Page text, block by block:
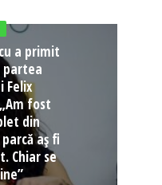
a primit
partea
Felix
fost
din
aș fi
Chiar se